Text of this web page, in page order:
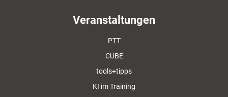
Veranstaltungen
PTT
CUBE
tools+tipps
KI im Training